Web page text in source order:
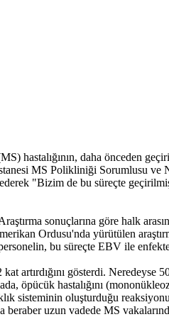
hastalığının, daha önceden
MS Polikliniği Sorumlusu ve
"Bizim de bu süreçte
sonuçlarına göre halk
Ordusu'nda yürütülen
bu süreçte EBV ile
gösterdi. Neredeyse 50
öpücük hastalığını
sisteminin oluşturduğu
uzun vadede MS